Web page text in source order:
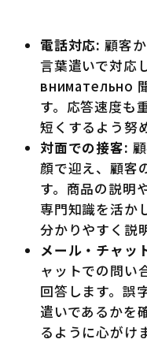
電話対応: 顧客
言葉遣いで対応
внимательно
す。応答速度も
短くするよう努
対面での接客:
顔で迎え、顧客
す。商品の説明
専門知識を活か
分かりやすく説
メール・チャッ
ャットでの問い
回答します。誤
遣いであるかを
るように心がけ